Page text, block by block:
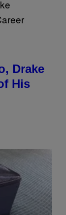
Drake
His